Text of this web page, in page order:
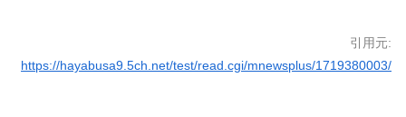
引用元:
https://hayabusa9.5ch.net/test/read.cgi/mnewsplus/1719380003/